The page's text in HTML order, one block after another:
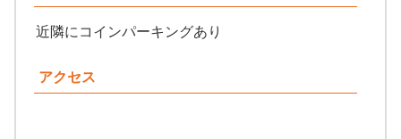
近隣にコインパーキングあり
アクセス